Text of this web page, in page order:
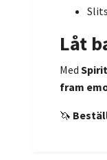
Låt
Med
fram
🦄